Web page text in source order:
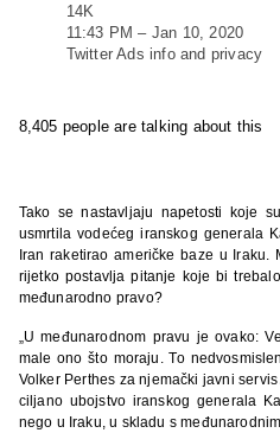
14K
11:43 PM – Jan 10, 2020
Twitter Ads info and privacy
8,405 people are talking about this
Tako se nastavljaju napetosti koje
usmrtila vodećeg iranskog generala
Iran raketirao američke baze u Iraku.
rijetko postavlja pitanje koje bi
međunarodno pravo?
„U međunarodnom pravu je ovako:
male ono što moraju. To
Volker Perthes za njemački javni
ciljano ubojstvo iranskog generala
nego u Iraku, u skladu s